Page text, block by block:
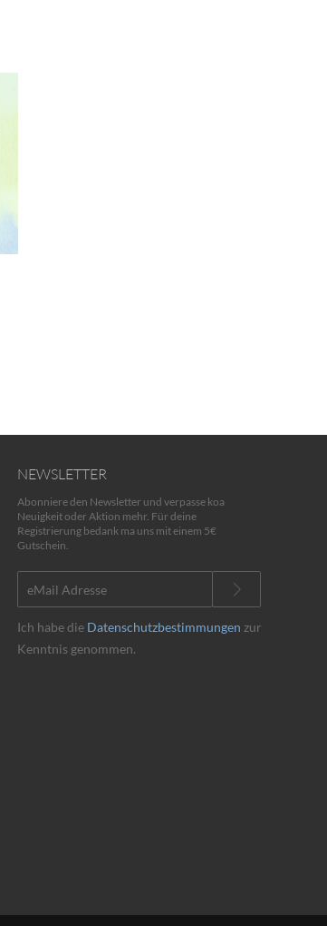
NEWSLETTER
Abonniere den Newsletter und verpasse koa
Neuigkeit oder Aktion mehr. Für deine
Registrierung bedank ma uns mit einem 5€
Gutschein.
Ich habe die Datenschutzbestimmungen zur
Kenntnis genommen.